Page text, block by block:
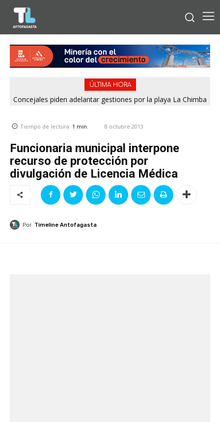
ÚLTIMA HORA
Concejales piden adelantar gestiones por la playa La Chimba
Tiempo de lectura: 1 min. 8 octubre 2013
Funcionaria municipal interpone
recurso de protección por
divulgación de Licencia Médica
Por Timeline Antofagasta